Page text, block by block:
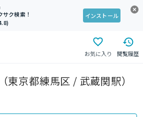
ク検索！
インストール
お気に入り 閲覧履歴
東京都練馬区 / 武蔵関駅）